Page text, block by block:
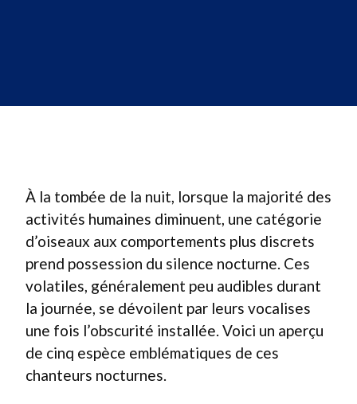
À la tombée de la nuit, lorsque la majorité des
activités humaines diminuent, une catégorie
d’oiseaux aux comportements plus discrets
prend possession du silence nocturne. Ces
volatiles, généralement peu audibles durant
la journée, se dévoilent par leurs vocalises
une fois l’obscurité installée. Voici un aperçu
de cinq espèce emblématiques de ces
chanteurs nocturnes.